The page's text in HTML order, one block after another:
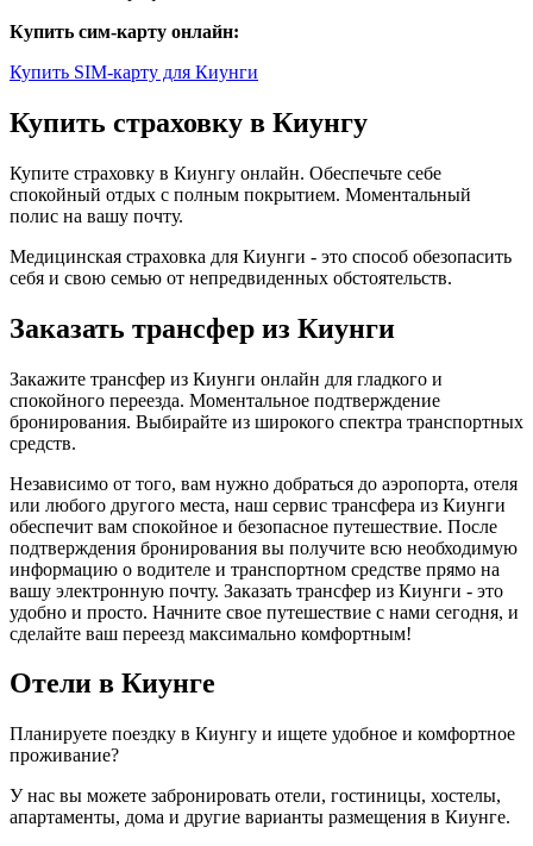
Купить сим-карту онлайн:
Купить SIM-карту для Киунги
Купить страховку в Киунгу
Купите страховку в Киунгу онлайн. Обеспечьте себе
спокойный отдых с полным покрытием. Моментальный
полис на вашу почту.
Медицинская страховка для Киунги - это способ обезопасить
себя и свою семью от непредвиденных обстоятельств.
Заказать трансфер из Киунги
Закажите трансфер из Киунги онлайн для гладкого и
спокойного переезда. Моментальное подтверждение
бронирования. Выбирайте из широкого спектра транспортных
средств.
Независимо от того, вам нужно добраться до аэропорта, отеля
или любого другого места, наш сервис трансфера из Киунги
обеспечит вам спокойное и безопасное путешествие. После
подтверждения бронирования вы получите всю необходимую
информацию о водителе и транспортном средстве прямо на
вашу электронную почту. Заказать трансфер из Киунги - это
удобно и просто. Начните свое путешествие с нами сегодня, и
сделайте ваш переезд максимально комфортным!
Отели в Киунге
Планируете поездку в Киунгу и ищете удобное и комфортное
проживание?
У нас вы можете забронировать отели, гостиницы, хостелы,
апартаменты, дома и другие варианты размещения в Киунге.